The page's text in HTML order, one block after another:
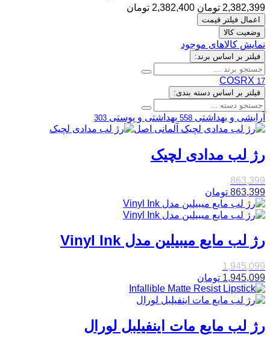
2,382,399 تومان 2,382,400 تومان
اعمال فیلتر قیمت
وضعیت کالا
نمایش کالاهای موجود
فیلتر بر اساس برند:
COSRX 17
فیلتر بر اساس دسته بندی:
آرایشی و بهداشتی 558 بهداشتی و پوستی 303
رژ لب مدادی لچیک
863,399
863,399 تومان
رژ لب مایع میبیلین مدل Vinyl Ink
1,945,099
1,945,099 تومان
رژ لب مایع مات اینفیلبل لورال